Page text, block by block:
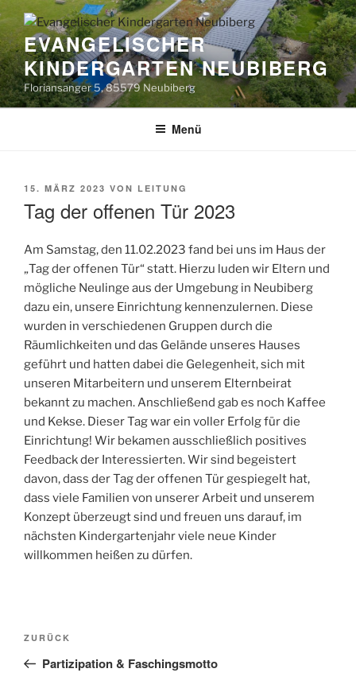
Inhalt
springenEVANGELISCHER
KINDERGARTEN NEUBIBERG
Floriansanger 5, 85579 Neubiberg
Menü
VERÖFFENTLICHT
15. MÄRZ 2023 VON LEITUNG
Tag der offenen Tür 2023
Am Samstag, den 11.02.2023 fand bei uns im Haus der
„Tag der offenen Tür“ statt. Hierzu luden wir Eltern und
mögliche Neulinge aus der Umgebung in Neubiberg
dazu ein, unsere Einrichtung kennenzulernen. Diese
wurden in verschiedenen Gruppen durch die
Räumlichkeiten und das Gelände unseres Hauses
geführt und hatten dabei die Gelegenheit, sich mit
unseren Mitarbeitern und unserem Elternbeirat
bekannt zu machen. Anschließend gab es noch Kaffee
und Kekse. Dieser Tag war ein voller Erfolg für die
Einrichtung! Wir bekamen ausschließlich positives
Feedback der Interessierten. Wir sind begeistert
davon, dass der Tag der offenen Tür gespiegelt hat,
dass viele Familien von unserer Arbeit und unserem
Konzept überzeugt sind und freuen uns darauf, im
nächsten Kindergartenjahr viele neue Kinder
willkommen heißen zu dürfen.
Beitragsnavigation
Vorheriger
Beitrag
ZURÜCK
Partizipation & Faschingsmotto